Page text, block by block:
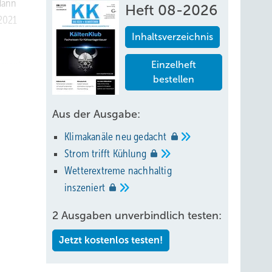
Heft 08-2026
Inhaltsverzeichnis
Einzelheft
bestellen
Aus der Ausgabe:
Klimakanäle neugedacht
Strom trifft Kühlung
Wetterextreme nachhaltig
inszeniert
2 Ausgaben unverbindlich testen:
Jetzt kostenlos testen!